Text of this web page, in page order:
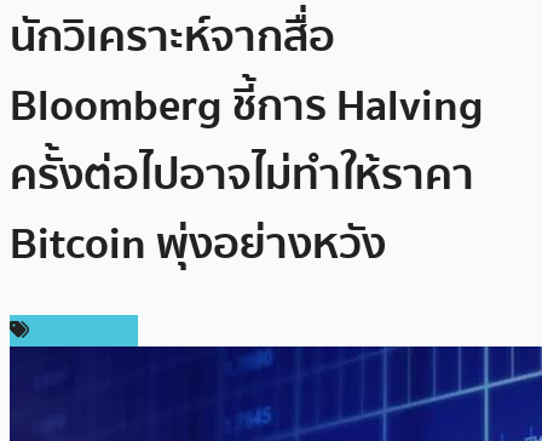
นักวิเคราะห์จากสื่อ
Bloomberg ชี้การ Halving
ครั้งต่อไปอาจไม่ทำให้ราคา
Bitcoin พุ่งอย่างหวัง